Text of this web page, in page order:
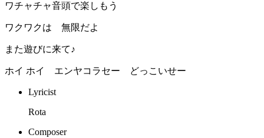
ワチャチャ音頭で楽しもう
ワクワクは 無限だよ
また遊びに来て♪
ホイ ホイ エンヤコラセー どっこいせー
Lyricist
Rota
Composer